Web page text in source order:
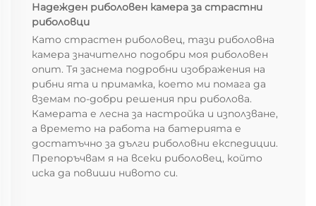
Надежден риболовен камера за страстни
риболовци
Като страстен риболовец, тази риболовна
камера значително подобри моя риболовен
опит. Тя заснема подробни изображения на
рибни ята и примамка, което ми помага да
вземам по-добри решения при риболова.
Камерата е лесна за настройка и използване,
а времето на работа на батерията е
достатъчно за дълги риболовни експедиции.
Препоръчвам я на всеки риболовец, който
иска да повиши нивото си.